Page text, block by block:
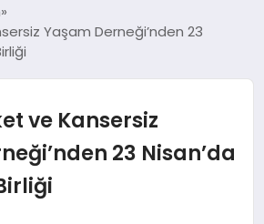
Yaşam Derneği’nden 23
ve Kansersiz
23 Nisan’da